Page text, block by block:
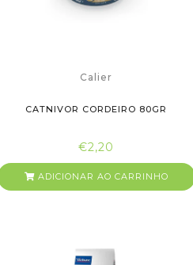
Calier
CATNIVOR CORDEIRO 80GR
€2,20
ADICIONAR AO CARRINHO